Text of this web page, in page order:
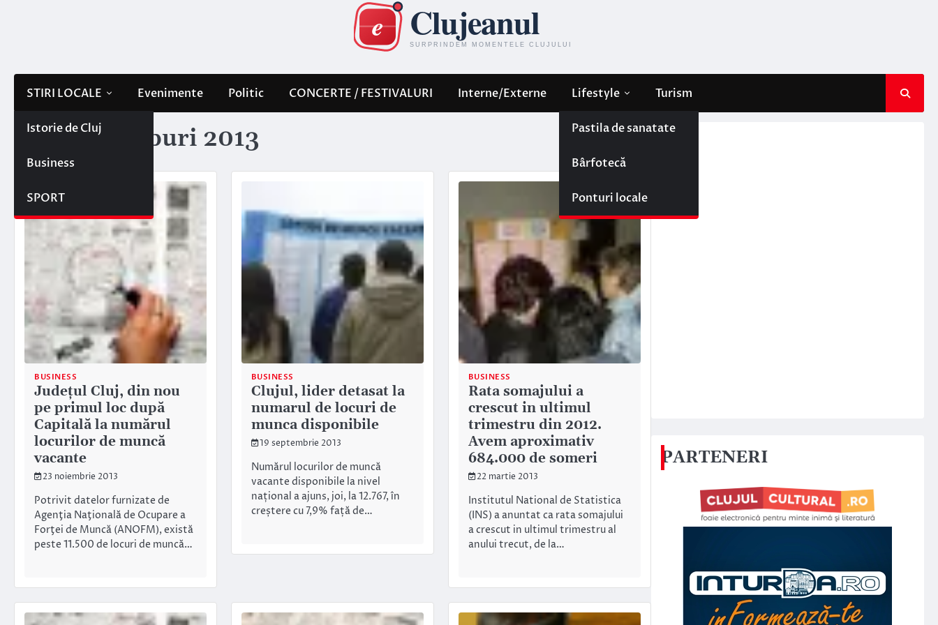
STIRI LOCALE
Istorie de Cluj
Business
SPORT
Evenimente Politic CONCERTE / FESTIVALURI Interne/Externe Lifestyle
Pastila de sanatate
Bârfotecă
Ponturi locale
Turism
Etichetă: joburi 2013
BUSINESS
Judeţul Cluj, din nou
pe primul loc după
Capitală la numărul
locurilor de muncă
vacante
23 noiembrie 2013
Potrivit datelor furnizate de
Agenţia Naţională de Ocupare a
Forţei de Muncă (ANOFM), există
peste 11.500 de locuri de muncă…
BUSINESS
Clujul, lider detasat la
numarul de locuri de
munca disponibile
19 septembrie 2013
Numărul locurilor de muncă
vacante disponibile la nivel
național a ajuns, joi, la 12.767, în
creștere cu 7,9% față de…
BUSINESS
Rata somajului a
crescut in ultimul
trimestru din 2012.
Avem aproximativ
684.000 de someri
22 martie 2013
Institutul National de Statistica
(INS) a anuntat ca rata somajului
a crescut in ultimul trimestru al
anului trecut, de la…
PARTENERI